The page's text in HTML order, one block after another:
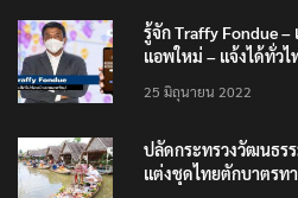
รู้จัก Traffy Fondue
แอพใหม่ – แจ้งได้ทั่วไ
25 มิถุนายน 2022
ปลัดกระทรวงวัฒนธรร
แต่งชุดไทยตักบาตรท